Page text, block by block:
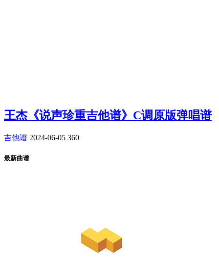
王杰《说声珍重吉他谱》C调原版弹唱谱
吉他谱 2024-06-05 360
最新曲谱